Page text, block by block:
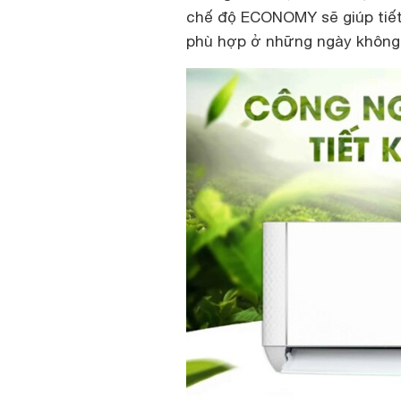
chế độ ECONOMY sẽ giúp
phù hợp ở những ngày